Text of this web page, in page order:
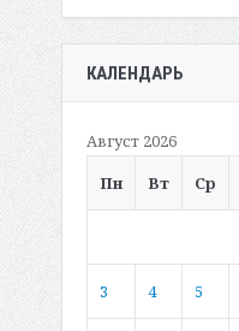
КАЛЕНДАРЬ
Август 2026
Пн
Вт Ср
3 4 5